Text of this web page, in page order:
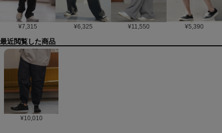
¥7,315 ¥6,325 ¥11,550 ¥5,390
最近閲覧した商品
¥10,010